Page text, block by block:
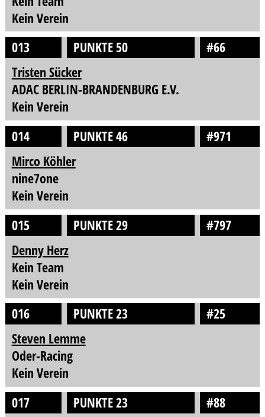
Kein Verein
013
PUNKTE 50
#66
Tristen Sücker
ADAC BERLIN-BRANDENBURG E.V.
Kein Verein
014
PUNKTE 46
#971
Mirco Köhler
nine7one
Kein Verein
015
PUNKTE 29
#797
Denny Herz
Kein Team
Kein Verein
016
PUNKTE 23
#25
Steven Lemme
Oder-Racing
Kein Verein
017
PUNKTE 23
#88